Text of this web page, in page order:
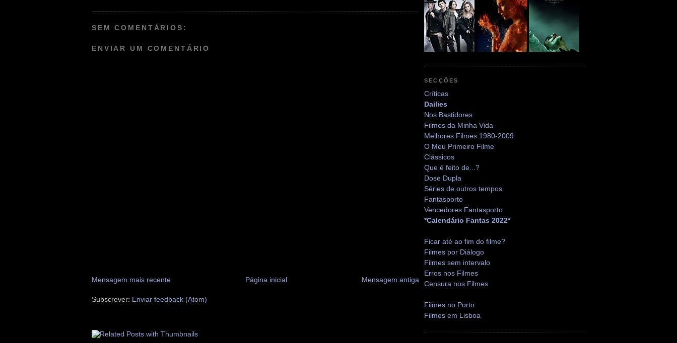
SEM COMENTÁRIOS:
ENVIAR UM COMENTÁRIO
Mensagem mais recente Mensagem antiga
Página inicial
Subscrever: Enviar feedback (Atom)
SECÇÕES
Críticas
Dailies
Nos Bastidores
Filmes da Minha Vida
Melhores Filmes 1980-2009
O Meu Primeiro Filme
Clássicos
Que é feito de...?
Dose Dupla
Séries de outros tempos
Fantasporto
Vencedores Fantasporto
*Calendário Fantas 2022*
Ficar até ao fim do filme?
Filmes por Diálogo
Filmes sem intervalo
Erros nos Filmes
Censura nos Filmes
Filmes no Porto
Filmes em Lisboa